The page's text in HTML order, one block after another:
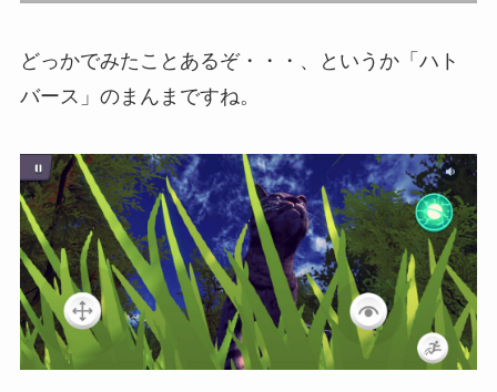
どっかでみたことあるぞ・・・、というか「ハト
バース」のまんまですね。